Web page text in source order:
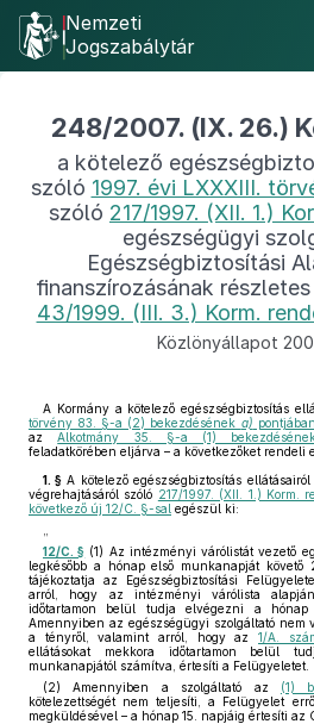
Nemzeti
Jogszabálytár
248/2007. (IX. 26.)
a kötelező
szóló 1997. évi LXXXIII.
szóló 217/1997. (XII. 1.)
egészségügyi
Egészségbiztosítási
finanszírozásának
43/1999. (III. 3.) Korm.
Közlönyállapot
A Kormány a kötelező egészségbiztosítás
törvény 83. §-a (2) bekezdésének a) pontjában
azAlkotmány 35. §-a (1)
feladatkörében eljárva – a következőket rendeli
1. § A kötelező egészségbiztosítás ellátásairól
végrehajtásáról szóló 217/1997. (XII. 1.) Korm.
következő új 12/C. §-sal egészül ki:
12/C. § (1) Az intézményi várólistát vezető
legkésőbb a hónap első munkanapját követő
tájékoztatja az Egészségbiztosítási
arról, hogy az intézményi várólista
időtartamon belül tudja elvégezni a hónap
Amennyiben az egészségügyi szolgáltató nem
a tényről, valamint arról, hogy az 1/A.
ellátásokat mekkora időtartamon belül
munkanapjától számítva, értesíti a Felügyeletet.
(2) Amennyiben a szolgáltató az (1)
kötelezettségét nem teljesíti, a Felügyelet
megküldésével – a hónap 15. napjáig értesíti az